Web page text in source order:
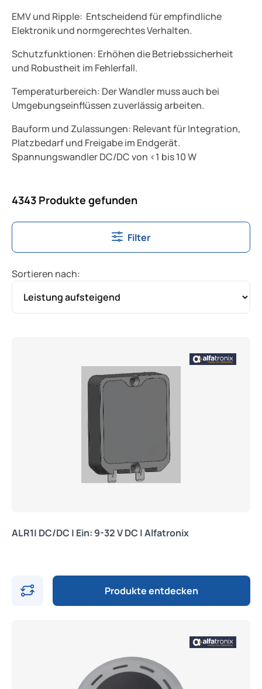
EMV und Ripple: Entscheidend für empfindliche
Elektronik und normgerechtes Verhalten.
Schutzfunktionen: Erhöhen die Betriebssicherheit
und Robustheit im Fehlerfall.
Temperaturbereich: Der Wandler muss auch bei
Umgebungseinflüssen zuverlässig arbeiten.
Bauform und Zulassungen: Relevant für Integration,
Platzbedarf und Freigabe im Endgerät.
Spannungswandler DC/DC von <1 bis 10 W
4343 Produkte gefunden
Filter
Sortieren nach:
ALR1| DC/DC | Ein: 9-32 V DC | Alfatronix
Produkte entdecken